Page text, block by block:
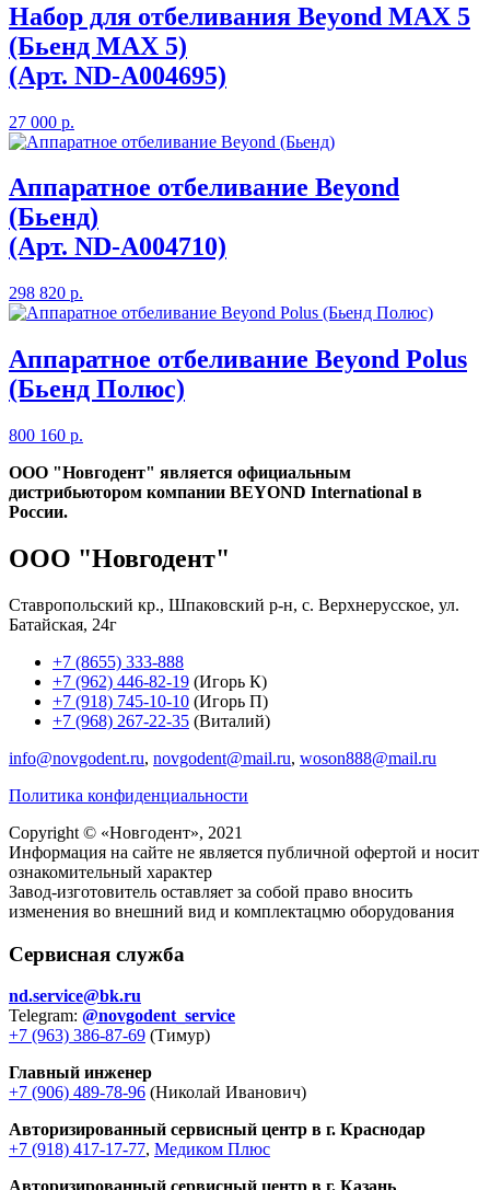
Набор для отбеливания Beyond MAX 5
(Бьенд MAX 5)
(Арт. ND-A004695)
27 000 р.
Аппаратное отбеливание Beyond
(Бьенд)
(Арт. ND-A004710)
298 820 р.
Аппаратное отбеливание Beyond Polus
(Бьенд Полюс)
800 160 р.
ООО "Новгодент" является официальным
дистрибьютором компании BEYOND International в
России.
ООО "Новгодент"
Ставропольский кр., Шпаковский р-н, с. Верхнерусское, ул.
Батайская, 24г
+7 (8655) 333-888
+7 (962) 446-82-19 (Игорь К)
+7 (918) 745-10-10 (Игорь П)
+7 (968) 267-22-35 (Виталий)
info@novgodent.ru, novgodent@mail.ru, woson888@mail.ru
Политика конфиденциальности
Copyright © «Новгодент», 2021
Информация на сайте не является публичной офертой и носит
ознакомительный характер
Завод-изготовитель оставляет за собой право вносить
изменения во внешний вид и комплектацмю оборудования
Сервисная служба
nd.service@bk.ru
Telegram: @novgodent_service
+7 (963) 386-87-69 (Тимур)
Главный инженер
+7 (906) 489-78-96 (Николай Иванович)
Авторизированный сервисный центр в г. Краснодар
+7 (918) 417-17-77, Медиком Плюс